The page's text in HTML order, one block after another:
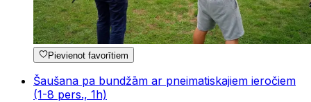
Pievienot favorītiem
Šaušana pa bundžām ar pneimatiskajiem ieročiem
(1-8 pers., 1h)